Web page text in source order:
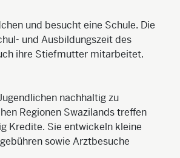
und besucht eine Schule. Die
und Ausbildungszeit des
ihre Stiefmutter mitarbeitet.
nachhaltig zu
Regionen Swazilands treffen
Kredite. Sie entwickeln kleine
sowie Arztbesuche